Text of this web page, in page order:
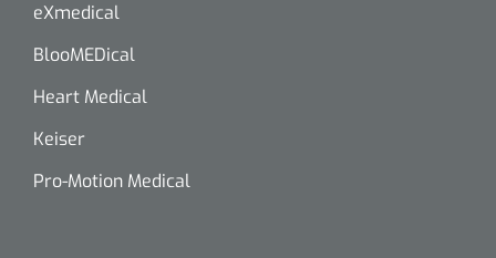
eXmedical
BlooMEDical
Heart Medical
Keiser
Pro-Motion Medical